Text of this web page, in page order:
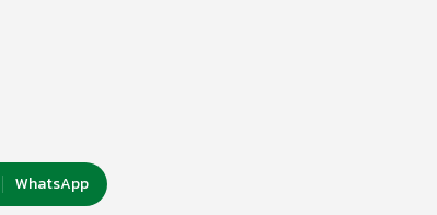
WhatsApp